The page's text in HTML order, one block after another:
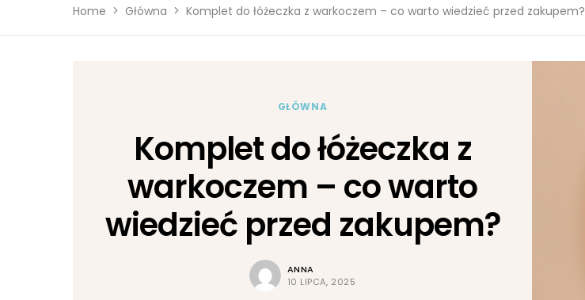
Home Główna Komplet do łóżeczka z warkoczem – co warto wiedzieć przed zakupem?
GŁÓWNA
Komplet do łóżeczka z
warkoczem – co warto
wiedzieć przed zakupem?
ANNA
10 LIPCA, 2025